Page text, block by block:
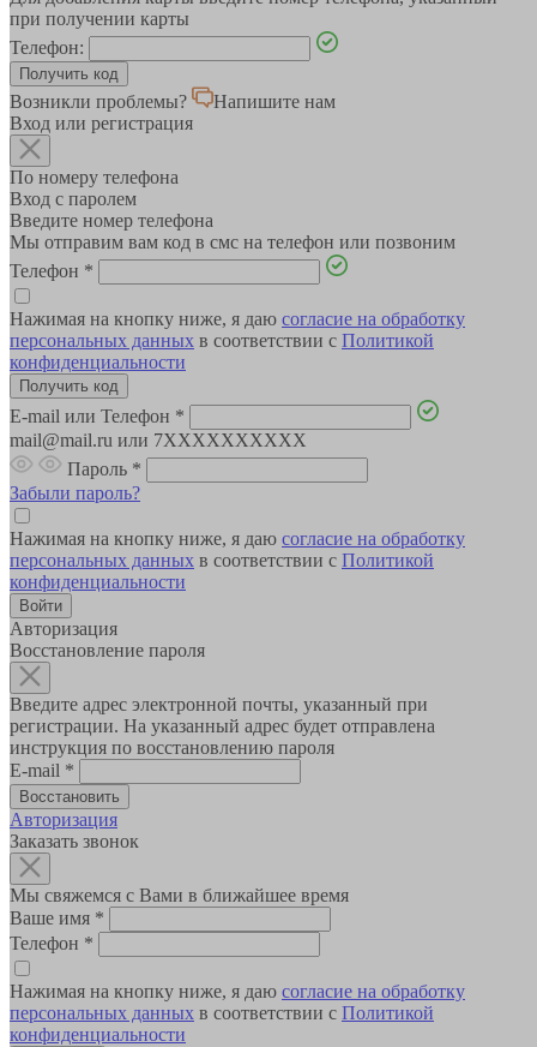
при получении карты
Телефон:
Возникли проблемы?
Напишите нам
Вход или регистрация
По номеру телефона
Вход с паролем
Введите номер телефона
Мы отправим вам код в смс на телефон или позвоним
Телефон *
Нажимая на кнопку ниже, я даю согласие на обработку
персональных данных в соответствии с Политикой
конфиденциальности
E-mail или Телефон *
mail@mail.ru или 7XXXXXXXXXX
Пароль *
Забыли пароль?
Нажимая на кнопку ниже, я даю согласие на обработку
персональных данных в соответствии с Политикой
конфиденциальности
Авторизация
Восстановление пароля
Введите адрес электронной почты, указанный при
регистрации. На указанный адрес будет отправлена
инструкция по восстановлению пароля
E-mail *
Авторизация
Заказать звонок
Мы свяжемся с Вами в ближайшее время
Ваше имя *
Телефон *
Нажимая на кнопку ниже, я даю согласие на обработку
персональных данных в соответствии с Политикой
конфиденциальности